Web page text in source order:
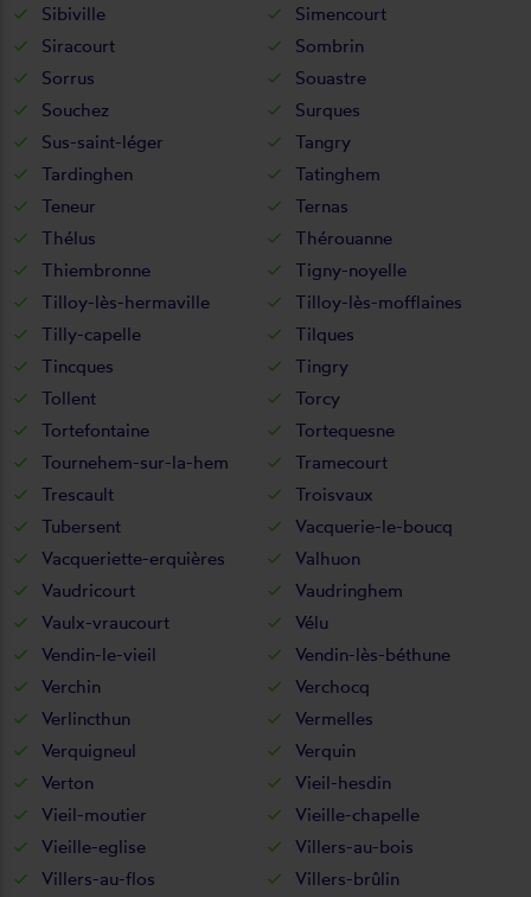
Sibiville
Simencourt
Siracourt
Sombrin
Sorrus
Souastre
Souchez
Surques
Sus-saint-léger
Tangry
Tardinghen
Tatinghem
Teneur
Ternas
Thélus
Thérouanne
Thiembronne
Tigny-noyelle
Tilloy-lès-hermaville
Tilloy-lès-mofflaines
Tilly-capelle
Tilques
Tincques
Tingry
Tollent
Torcy
Tortefontaine
Tortequesne
Tournehem-sur-la-hem
Tramecourt
Trescault
Troisvaux
Tubersent
Vacquerie-le-boucq
Vacqueriette-erquières
Valhuon
Vaudricourt
Vaudringhem
Vaulx-vraucourt
Vélu
Vendin-le-vieil
Vendin-lès-béthune
Verchin
Verchocq
Verlincthun
Vermelles
Verquigneul
Verquin
Verton
Vieil-hesdin
Vieil-moutier
Vieille-chapelle
Vieille-eglise
Villers-au-bois
Villers-au-flos
Villers-brûlin